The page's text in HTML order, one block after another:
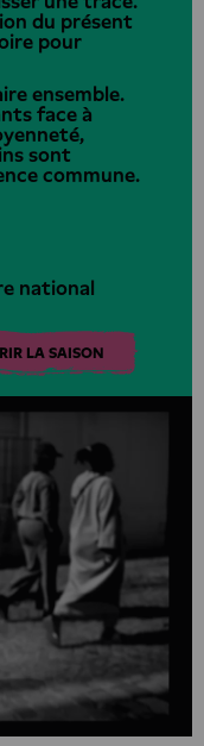
du présent
pour
ensemble.
face à
sont
commune.
national
LA SAISON